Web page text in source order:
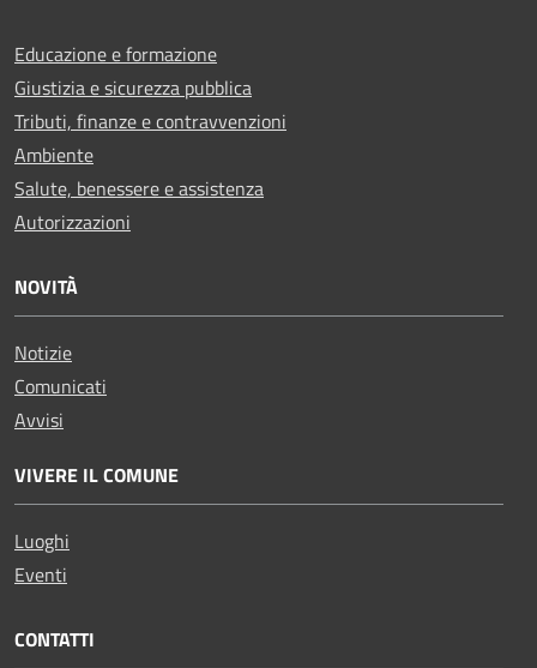
Educazione e formazione
Giustizia e sicurezza pubblica
Tributi, finanze e contravvenzioni
Ambiente
Salute, benessere e assistenza
Autorizzazioni
NOVITÀ
Notizie
Comunicati
Avvisi
VIVERE IL COMUNE
Luoghi
Eventi
CONTATTI